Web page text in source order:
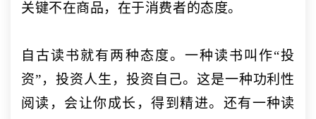
关键不在商品，在于消费者的态度。
自古读书就有两种态度。一种读书叫作“投
资”，投资人生，投资自己。这是一种功利性
阅读，会让你成长，得到精进。还有一种读